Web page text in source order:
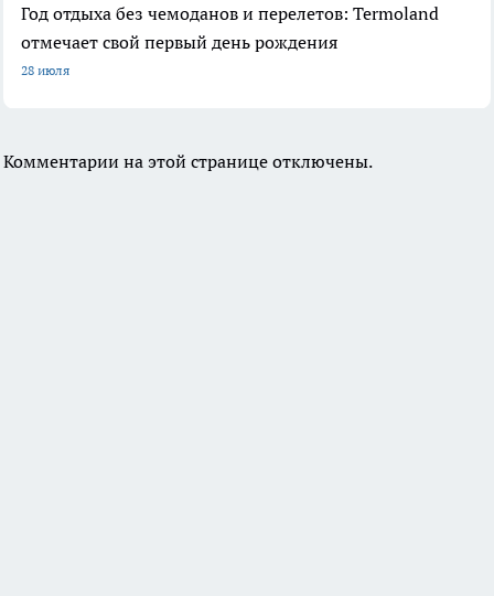
Год отдыха без чемоданов и перелетов: Termoland
отмечает свой первый день рождения
28 июля
Комментарии на этой странице отключены.